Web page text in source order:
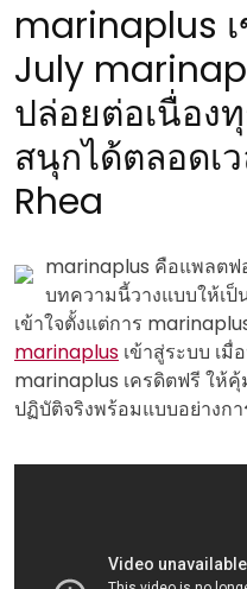
marinaplus
July
ปล่อยต่อเนื่อง
สนุกได้ตลอดเ
Rhea
marinaplus คือแพลตฟ
บทความนี้วางแบบให้เ
เข้าใจตั้งแต่การ
marinaplus เข้าสู่ระบบ เ
marinaplus เครดิตฟรี ให้
ปฏิบัติจริงพร้อมแบบอย่างก